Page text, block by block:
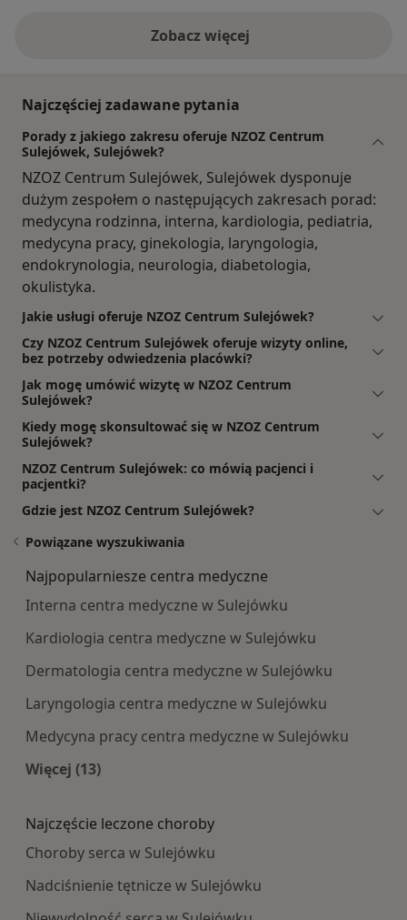
Zobacz więcej
Najczęściej zadawane pytania
Porady z jakiego zakresu oferuje NZOZ Centrum
Sulejówek, Sulejówek?
NZOZ Centrum Sulejówek, Sulejówek dysponuje
dużym zespołem o następujących zakresach porad:
medycyna rodzinna, interna, kardiologia, pediatria,
medycyna pracy, ginekologia, laryngologia,
endokrynologia, neurologia, diabetologia,
okulistyka.
Jakie usługi oferuje NZOZ Centrum Sulejówek?
Czy NZOZ Centrum Sulejówek oferuje wizyty online,
bez potrzeby odwiedzenia placówki?
Jak mogę umówić wizytę w NZOZ Centrum
Sulejówek?
Kiedy mogę skonsultować się w NZOZ Centrum
Sulejówek?
NZOZ Centrum Sulejówek: co mówią pacjenci i
pacjentki?
Gdzie jest NZOZ Centrum Sulejówek?
Powiązane wyszukiwania
Najpopularniesze centra medyczne
Interna centra medyczne w Sulejówku
Kardiologia centra medyczne w Sulejówku
Dermatologia centra medyczne w Sulejówku
Laryngologia centra medyczne w Sulejówku
Medycyna pracy centra medyczne w Sulejówku
Więcej (13)
Najczęście leczone choroby
Choroby serca w Sulejówku
Nadciśnienie tętnicze w Sulejówku